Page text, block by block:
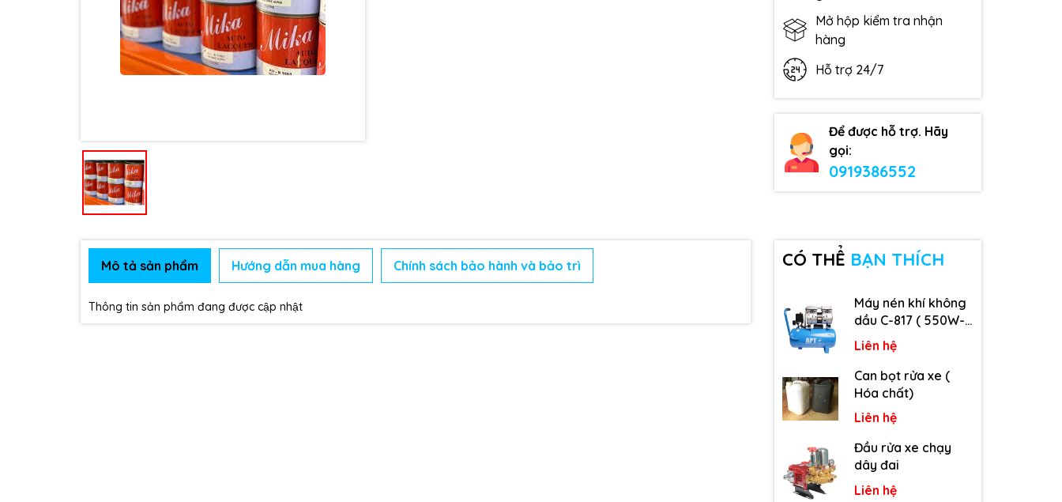
Mở hộp kiểm tra nhận
hàng
Hỗ trợ 24/7
Để được hỗ trợ. Hãy
gọi:
0919386552
Mô tả sản phẩm Hướng dẫn mua hàng Chính sách bảo hành và bảo trì
Thông tin sản phẩm đang được cập nhật
CÓ THỂ BẠN THÍCH
Máy nén khí không
dầu C-817 ( 550W-
9L )
Liên hệ
Can bọt rửa xe (
Hóa chất)
Liên hệ
Đầu rửa xe chạy
dây đai
Liên hệ